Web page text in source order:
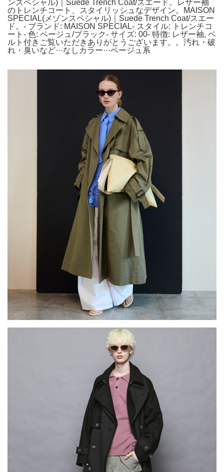
ンスペシャル)｜Suede Trench Coat/スエード。レザー袖
のトレンチコート、スタイリッシュなデザイン。MAISON
SPECIAL(メゾンスペシャル)｜Suede Trench Coat/スエー
ド。- ブランド: MAISON SPECIAL- スタイル: トレンチコ
ート- 色: ベージュ/ブラック- サイズ: 00- 特徴: レザー袖, ベ
ルト付きご覧いただきありがとうございます。。汚れ・破
れ・臭いなど···なしカラー···ベージュ系